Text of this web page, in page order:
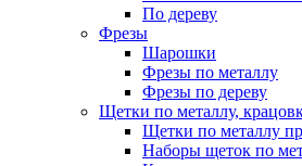
По дереву
Фрезы
Шарошки
Фрезы по металлу
Фрезы по дереву
Щетки по металлу,
Щетки по металлу
Наборы щеток по